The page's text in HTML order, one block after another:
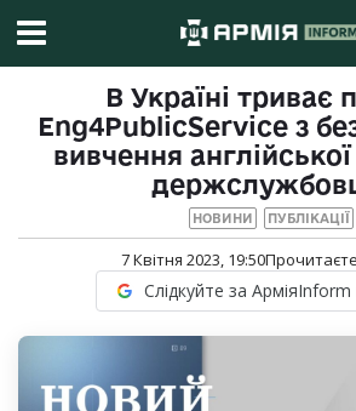
В Україні триває
Eng4PublicService з
вивчення
НОВИНИ ПУБЛІКАЦІЇ
7 Квітня 2023, 19:50
Слідкуйте за